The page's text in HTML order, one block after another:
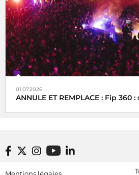
01.07.2026
ANNULE ET REMPLACE : Fip 360
Footer bottom
Mentions légales